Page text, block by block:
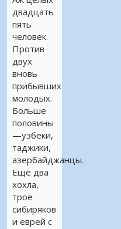
двадцать
пять
человек.
Против
двух
вновь
прибывших
молодых.
Больше
половины
—узбеки,
таджики,
азербайджанцы.
Ещё два
хохла,
трое
сибиряков
и еврей с